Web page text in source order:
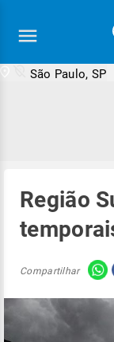
São Paulo, SP
Região
Compartilhar